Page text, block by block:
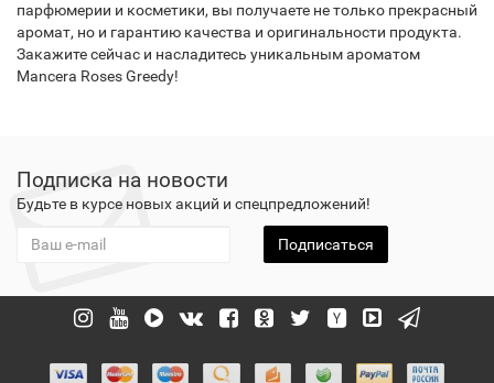
парфюмерии и косметики, вы получаете не только прекрасный
аромат, но и гарантию качества и оригинальности продукта.
Закажите сейчас и насладитесь уникальным ароматом
Mancera Roses Greedy!
Подписка на новости
Будьте в курсе новых акций и спецпредложений!
Подписаться